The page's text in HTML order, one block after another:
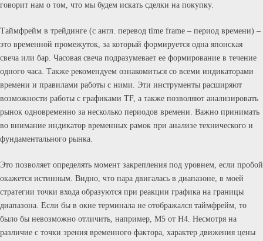
говорит нам о том, что мы будем искать сделки на покупку.
Таймфрейм в трейдинге (с англ. перевод time frame – период времени) –
это временной промежуток, за который формируется одна японская
свеча или бар. Часовая свеча подразумевает ее формирование в течение
одного часа. Также рекомендуем ознакомиться со всеми индикаторами
времени и правилами работы с ними. Эти инструменты расширяют
возможности работы с графиками TF, а также позволяют анализировать
рынок одновременно за несколько периодов времени. Важно принимать
во внимание индикатор временных рамок при анализе технического и
фундаментального рынка.
Это позволяет определять момент закрепления под уровнем, если пробой
окажется истинным. Видно, что пара двигалась в диапазоне, в моей
стратегии точки входа образуются при реакции графика на границы
диапазона. Если бы в окне терминала не отображался таймфрейм, то
было бы невозможно отличить, например, М5 от Н4. Несмотря на
различие с точки зрения временного фактора, характер движения цены